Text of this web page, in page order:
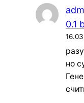
0.1
но